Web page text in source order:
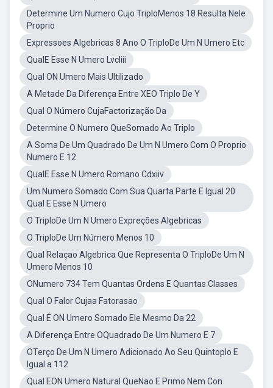
Determine Um Numero Cujo TriploMenos 18 Resulta Nele
Proprio
Expressoes Algebricas 8 Ano O TriploDe Um N Umero Etc
QualE Esse N Umero Lvcliii
Qual ON Umero Mais Ultilizado
A Metade Da Diferença Entre XEO Triplo De Y
Qual O Número CujaFactorização Da
Determine O Numero QueSomado Ao Triplo
A Soma De Um Quadrado De Um N Umero Com O Proprio
Numero E 12
QualE Esse N Umero Romano Cdxiiv
Um Numero Somado Com Sua Quarta Parte E Igual 20
Qual E Esse N Umero
O TriploDe Um N Umero Expreções Algebricas
O TriploDe Um Número Menos 10
Qual Relaçao Algebrica Que Representa O TriploDe Um N
Umero Menos 10
ONumero 734 Tem Quantas Ordens E Quantas Classes
Qual O Falor Cujaa Fatorasao
Qual É ON Umero Somado Ele Mesmo Da 22
A Diferença Entre OQuadrado De Um Numero E 7
OTerço De Um N Umero Adicionado Ao Seu Quintoplo E
Igual a 112
Qual EON Umero Natural QueNao E Primo Nem Con